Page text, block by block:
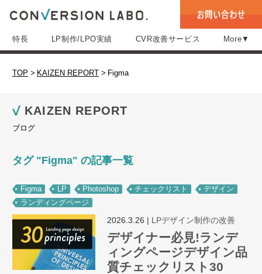
特長 LP制作/LPO実績 CVR改善サービス More▼
TOP > KAIZEN REPORT > Figma
KAIZEN REPORT
ブログ
タグ "Figma" の記事一覧
Figma LP Photoshop チェックリスト
デザイン
ランディングページ
2026.3.26 | LPデザイン制作の改善
デザイナー必見!ランデ
ィングページデザイン品
質チェックリスト30